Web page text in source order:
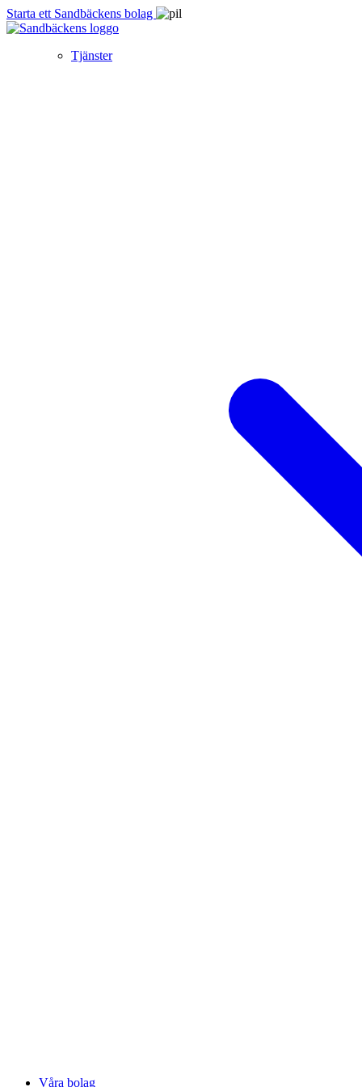
Starta ett Sandbäckens bolag
Tjänster
Våra bolag